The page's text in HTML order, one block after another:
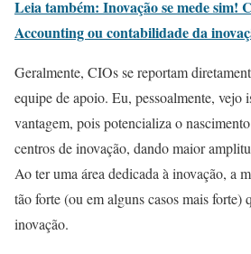
Leia também: Inovação se mede sim!
Accounting ou contabilidade da
Geralmente, CIOs se reportam
equipe de apoio. Eu, pessoalmente, vejo
vantagem, pois potencializa o
centros de inovação, dando maior
Ao ter uma área dedicada à inovação, a
tão forte (ou em alguns casos mais forte)
inovação.